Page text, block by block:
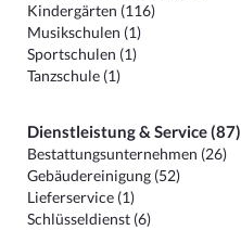
Kindergärten (116)
Musikschulen (1)
Sportschulen (1)
Tanzschule (1)
Dienstleistung & Service (87)
Bestattungsunternehmen (26)
Gebäudereinigung (52)
Lieferservice (1)
Schlüsseldienst (6)